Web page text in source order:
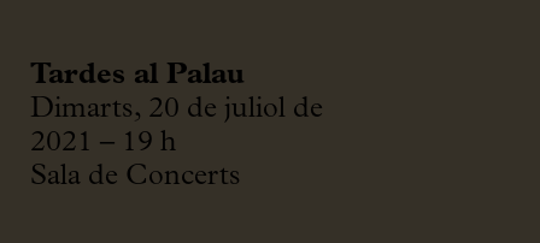
Tardes al Palau
Dimarts, 20 de juliol de
2021 – 19 h
Sala de Concerts